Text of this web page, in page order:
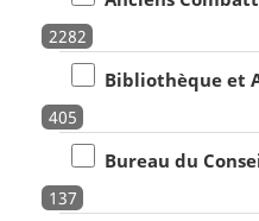
2282
Bibliothèque et
405
Bureau du
137